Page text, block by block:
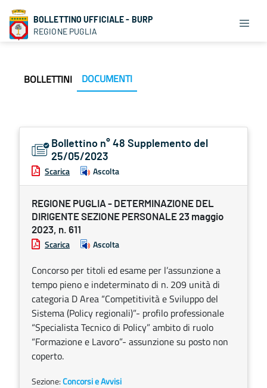
BOLLETTINO UFFICIALE - BURP
REGIONE PUGLIA
BOLLETTINI DOCUMENTI
Bollettino n° 48 Supplemento del
25/05/2023
Scarica Ascolta
REGIONE PUGLIA - DETERMINAZIONE DEL
DIRIGENTE SEZIONE PERSONALE 23 maggio
2023, n. 611
Scarica Ascolta
Concorso per titoli ed esame per l’assunzione a
tempo pieno e indeterminato di n. 209 unità di
categoria D Area “Competitività e Sviluppo del
Sistema (Policy regionali)”- profilo professionale
“Specialista Tecnico di Policy” ambito di ruolo
“Formazione e Lavoro”- assunzione su posto non
coperto.
Sezione:Concorsi e Avvisi